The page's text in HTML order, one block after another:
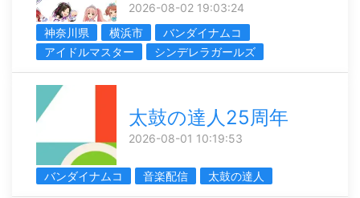
2026-08-02 19:03:24
神奈川県
横浜市
バンダイナムコ
アイドルマスター
シンデレラガールズ
太鼓の達人25周年
2026-08-01 10:19:53
バンダイナムコ 音楽配信 太鼓の達人